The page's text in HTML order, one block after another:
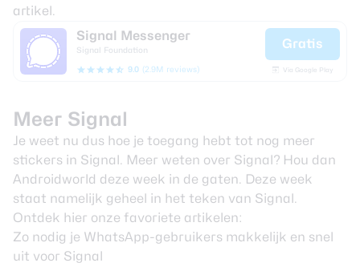
artikel.
Signal Messenger
Signal Foundation
9.0 (2.9M reviews)
Gratis
Via Google Play
Meer Signal
Je weet nu dus hoe je toegang hebt tot nog meer
stickers in Signal. Meer weten over Signal? Hou dan
Androidworld deze week in de gaten. Deze week
staat namelijk geheel in het teken van Signal.
Ontdek hier onze favoriete artikelen:
Zo nodig je WhatsApp-gebruikers makkelijk en snel
uit voor Signal